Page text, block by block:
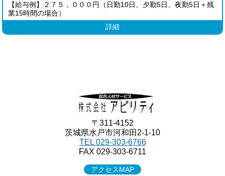
【給与例】２７５，０００円（日勤10日、夕勤5日、夜勤5日＋残
業15時間の場合）
詳細
〒311-4152
茨城県水戸市河和田2-1-10
TEL 029-303-6766
FAX 029-303-6711
アクセスMAP